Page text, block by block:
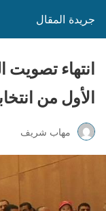
جريدة المقال
انتهاء
الأول من
مهاب شريف